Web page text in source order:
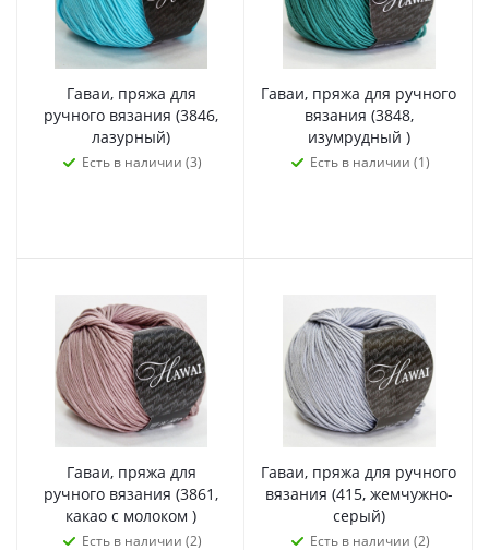
Гаваи, пряжа для
ручного вязания (3846,
лазурный)
Есть в наличии (3)
Гаваи, пряжа для ручного
вязания (3848,
изумрудный )
Есть в наличии (1)
Гаваи, пряжа для
ручного вязания (3861,
какао с молоком )
Есть в наличии (2)
Гаваи, пряжа для ручного
вязания (415, жемчужно-
серый)
Есть в наличии (2)